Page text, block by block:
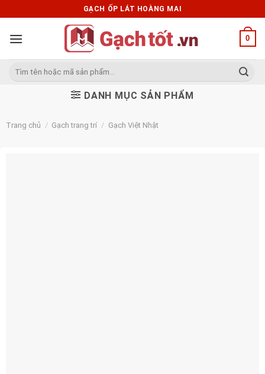
to
content
GẠCH ỐP LÁT HOÀNG MAI
0
Tìm
DANH MỤC SẢN PHẨM
Trang chủ / Gạch trang trí / Gạch Việt Nhật